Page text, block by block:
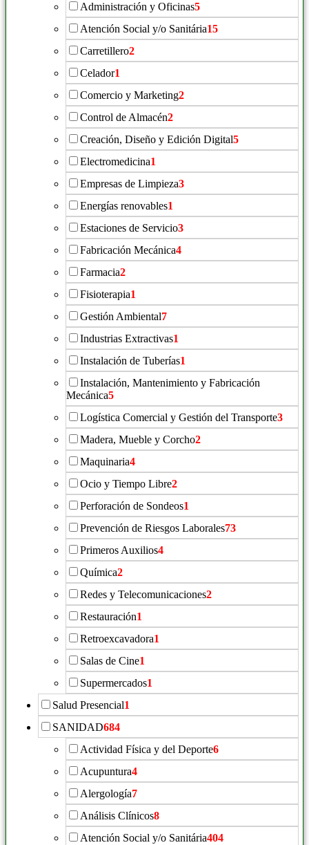
Administración y Oficinas5
Atención Social y/o Sanitária15
Carretillero2
Celador1
Comercio y Marketing2
Control de Almacén2
Creación, Diseño y Edición Digital5
Electromedicina1
Empresas de Limpieza3
Energías renovables1
Estaciones de Servicio3
Fabricación Mecánica4
Farmacia2
Fisioterapia1
Gestión Ambiental7
Industrias Extractivas1
Instalación de Tuberías1
Instalación, Mantenimiento y Fabricación
Mecánica5
Logística Comercial y Gestión del Transporte3
Madera, Mueble y Corcho2
Maquinaria4
Ocio y Tiempo Libre2
Perforación de Sondeos1
Prevención de Riesgos Laborales73
Primeros Auxilios4
Química2
Redes y Telecomunicaciones2
Restauración1
Retroexcavadora1
Salas de Cine1
Supermercados1
Salud Presencial1
SANIDAD684
Actividad Física y del Deporte6
Acupuntura4
Alergología7
Análisis Clínicos8
Atención Social y/o Sanitária404